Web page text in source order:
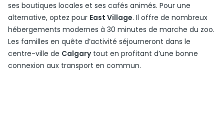
ses boutiques locales et ses cafés animés. Pour une
alternative, optez pour East Village. Il offre de nombreux
hébergements modernes à 30 minutes de marche du zoo.
Les familles en quête d’activité séjourneront dans le
centre-ville de Calgarytout en profitant d’une bonne
connexion aux transport en commun.